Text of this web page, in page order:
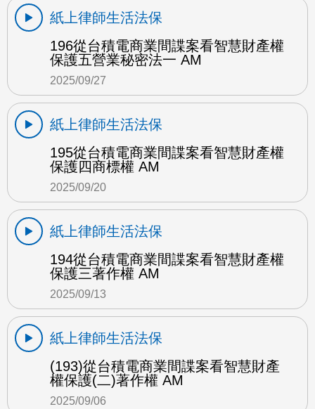
紙上律師生活法保
196從台積電商業間諜案看智慧財產權
保護五營業秘密法一 AM
2025/09/27
紙上律師生活法保
195從台積電商業間諜案看智慧財產權
保護四商標權 AM
2025/09/20
紙上律師生活法保
194從台積電商業間諜案看智慧財產權
保護三著作權 AM
2025/09/13
紙上律師生活法保
(193)從台積電商業間諜案看智慧財產
權保護(二)著作權 AM
2025/09/06